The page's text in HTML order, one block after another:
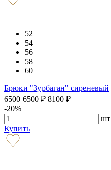
52
54
56
58
60
Брюки "Зурбаган" сиреневый
6500 6500 ₽ 8100 ₽
-20%
шт
Купить